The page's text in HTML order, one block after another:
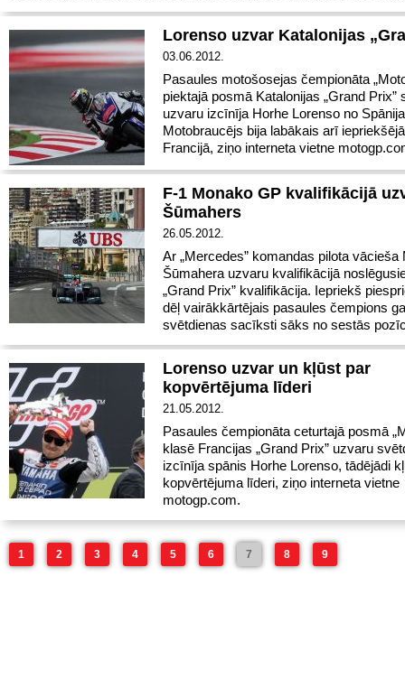
Lorenso uzvar Katalonijas
03.06.2012.
Pasaules motošosejas čempionāta
piektajā posmā Katalonijas „Grand Prix”
uzvaru izcīnīja Horhe Lorenso no
Motobraucējs bija labākais arī
Francijā, ziņo interneta vietne
F-1 Monako GP kvalifikācijā
Šūmahers
26.05.2012.
Ar „Mercedes” komandas pilota vācieša
Šūmahera uzvaru kvalifikācijā
„Grand Prix” kvalifikācija. Iepriekš
dēļ vairākkārtējais pasaules čempions
svētdienas sacīksti sāks no sestās
Lorenso uzvar un kļūst par
kopvērtējuma līderi
21.05.2012.
Pasaules čempionāta ceturtajā posmā
klasē Francijas „Grand Prix” uzvaru
izcīnīja spānis Horhe Lorenso, tādējādi
kopvērtējuma līderi, ziņo interneta vietne
motogp.com.
1 2 3 4 5 6 7 8 9